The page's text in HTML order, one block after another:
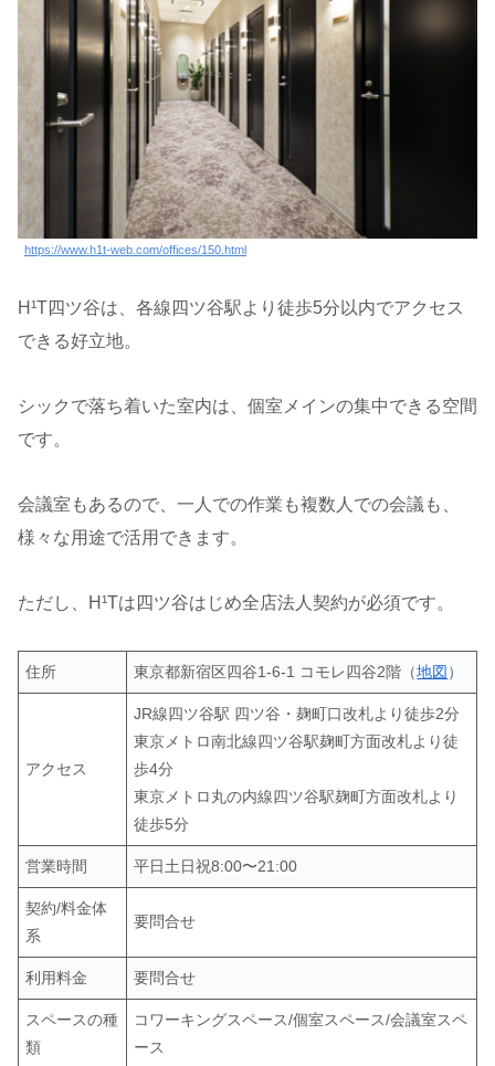
https://www.h1t-web.com/offices/150.html
H¹T四ツ谷は、各線四ツ谷駅より徒歩5分以内でアクセス
できる好立地。
シックで落ち着いた室内は、個室メインの集中できる空間
です。
会議室もあるので、一人での作業も複数人での会議も、
様々な用途で活用できます。
ただし、H¹Tは四ツ谷はじめ全店法人契約が必須です。
住所 東京都新宿区四谷1-6-1 コモレ四谷2階（地図 ）
アクセス
JR線四ツ谷駅 四ツ谷・麹町口改札より徒歩2分
東京メトロ南北線四ツ谷駅麹町方面改札より徒
歩4分
東京メトロ丸の内線四ツ谷駅麹町方面改札より
徒歩5分
営業時間 平日土日祝8:00〜21:00
契約/料金体
系
要問合せ
利用料金 要問合せ
スペースの種
類
コワーキングスペース/個室スペース/会議室スペ
ース